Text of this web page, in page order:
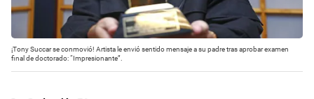
¡Tony Succar se conmovió! Artista le envió sentido mensaje a su padre tras aprobar examen
final de doctorado: “Impresionante”.